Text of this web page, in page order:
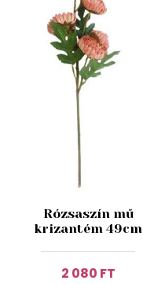
Rózsaszín mű
krizantém 49cm
2 080 FT